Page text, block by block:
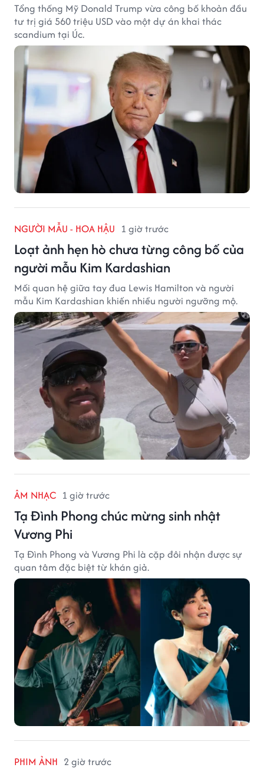
Tổng thống Mỹ Donald Trump vừa công bố khoản đầu
tư trị giá 560 triệu USD vào một dự án khai thác
scandium tại Úc.
NGƯỜI MẪU - HOA HẬU 1 giờ trước
Loạt ảnh hẹn hò chưa từng công bố của
người mẫu Kim Kardashian
Mối quan hệ giữa tay đua Lewis Hamilton và người
mẫu Kim Kardashian khiến nhiều người ngưỡng mộ.
ÂM NHẠC 1 giờ trước
Tạ Đình Phong chúc mừng sinh nhật
Vương Phi
Tạ Đình Phong và Vương Phi là cặp đôi nhận được sự
quan tâm đặc biệt từ khán giả.
PHIM ẢNH 2 giờ trước